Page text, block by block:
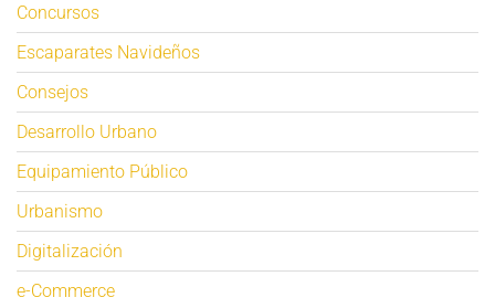
Concursos
Escaparates Navideños
Consejos
Desarrollo Urbano
Equipamiento Público
Urbanismo
Digitalización
e-Commerce